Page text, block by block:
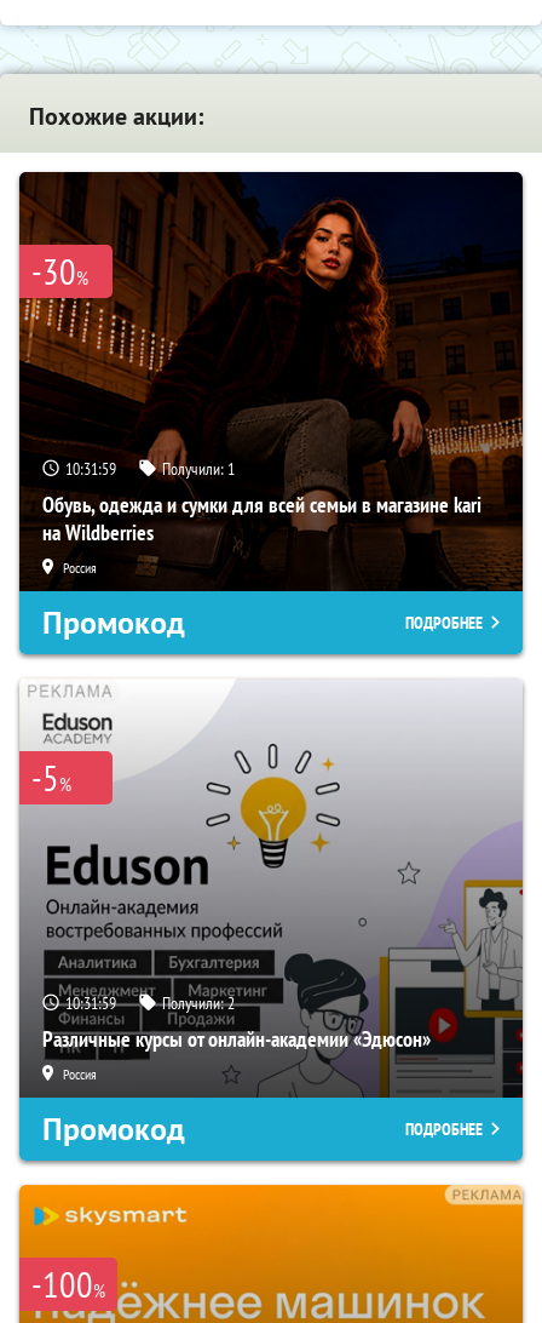
Похожие акции:
-30%
10:31:58 Получили: 1
Обувь, одежда и сумки для всей семьи в магазине kari
на Wildberries
Россия
Промокод ПОДРОБНЕЕ
-5%
10:31:58 Получили:2
Различные курсы от онлайн-академии «Эдюсон»
Россия
Промокод ПОДРОБНЕЕ
-100%